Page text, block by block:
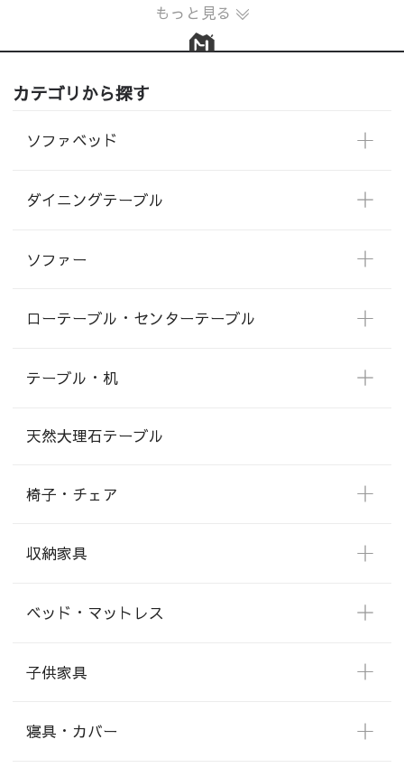
もっと見る
カテゴリから探す
ソファベッド
ダイニングテーブル
ソファー
ローテーブル・センターテーブル
テーブル・机
天然大理石テーブル
椅子・チェア
収納家具
ベッド・マットレス
子供家具
寝具・カバー